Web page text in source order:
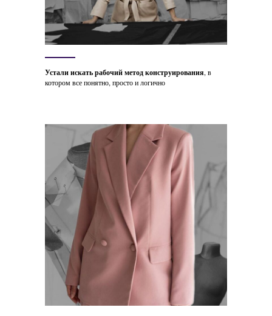
Устали искать рабочий метод конструирования, в
котором все понятно, просто и логично